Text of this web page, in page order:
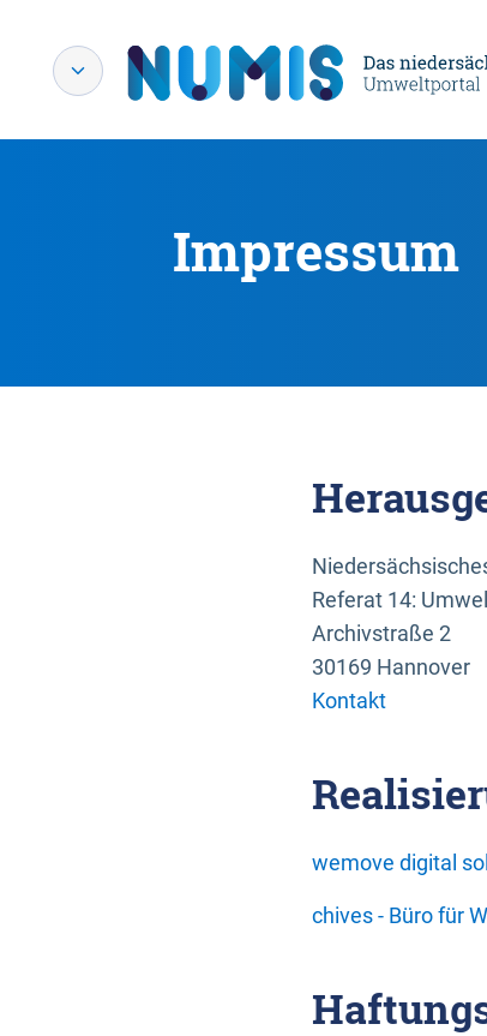
Impressum
Referat 14:
Archivstraße 2
30169 Hannover
Kontakt
wemove digital
chives - Büro für